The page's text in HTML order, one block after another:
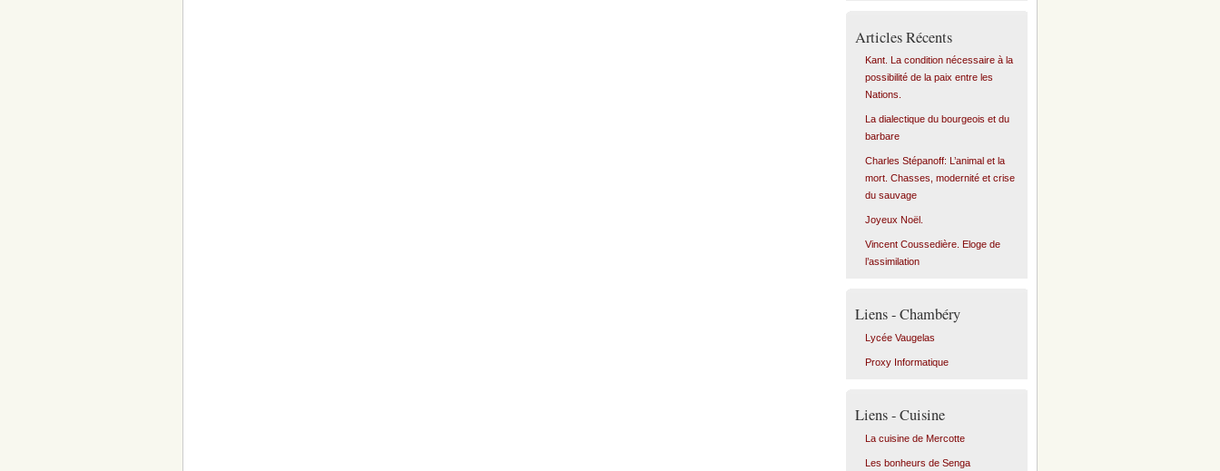
Articles Récents
Kant. La condition nécessaire à la
possibilité de la paix entre les
Nations.
La dialectique du bourgeois et du
barbare
Charles Stépanoff: L’animal et la
mort. Chasses, modernité et crise
du sauvage
Joyeux Noël.
Vincent Coussedière. Eloge de
l’assimilation
Liens - Chambéry
Lycée Vaugelas
Proxy Informatique
Liens - Cuisine
La cuisine de Mercotte
Les bonheurs de Senga